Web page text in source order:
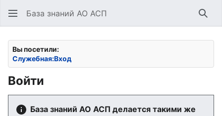
База знаний АО АСП
Вы посетили:
Служебная:Вход
Войти
База знаний АО АСП делается такими же